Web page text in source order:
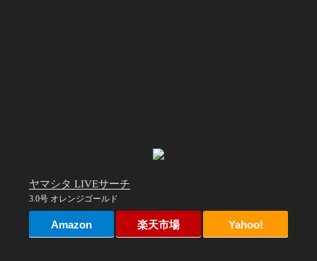
ヤマシタ LIVEサーチ
3.0号 オレンジゴールド
Amazon 楽天市場 Yahoo!